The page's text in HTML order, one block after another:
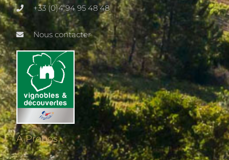
+33 (0)4 94 95 48 48
Nous contacter
A Propos